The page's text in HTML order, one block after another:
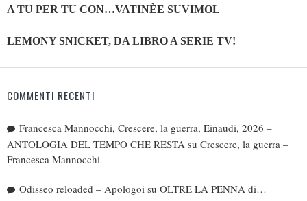
A TU PER TU CON…VATINÈE SUVIMOL
LEMONY SNICKET, DA LIBRO A SERIE TV!
COMMENTI RECENTI
Francesca Mannocchi, Crescere, la guerra, Einaudi, 2026 –
ANTOLOGIA DEL TEMPO CHE RESTA su Crescere, la guerra –
Francesca Mannocchi
Odisseo reloaded – Apologoi su OLTRE LA PENNA di…